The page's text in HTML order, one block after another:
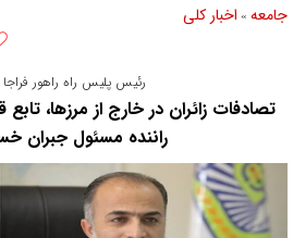
جامعه » اخبار كلی
رئیس پلیس راه راهور فراجا
تصادفات زائران در خارج از مرزها،
راننده مسئول جبران